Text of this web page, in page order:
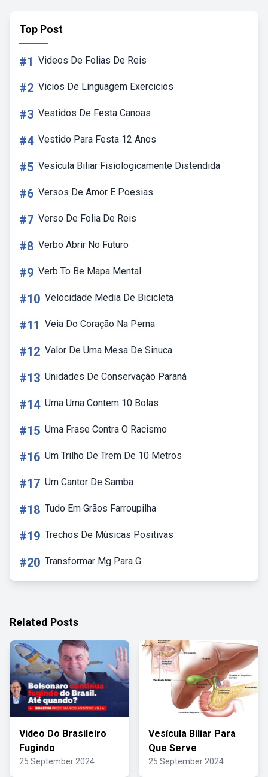
Top Post
#1 Videos De Folias De Reis
#2 Vicios De Linguagem Exercicios
#3 Vestidos De Festa Canoas
#4 Vestido Para Festa 12 Anos
#5 Vesícula Biliar Fisiologicamente Distendida
#6 Versos De Amor E Poesias
#7 Verso De Folia De Reis
#8 Verbo Abrir No Futuro
#9 Verb To Be Mapa Mental
#10 Velocidade Media De Bicicleta
#11 Veia Do Coração Na Perna
#12 Valor De Uma Mesa De Sinuca
#13 Unidades De Conservação Paraná
#14 Uma Urna Contem 10 Bolas
#15 Uma Frase Contra O Racismo
#16 Um Trilho De Trem De 10 Metros
#17 Um Cantor De Samba
#18 Tudo Em Grãos Farroupilha
#19 Trechos De Músicas Positivas
#20 Transformar Mg Para G
Related Posts
Video Do Brasileiro
Fugindo
25 September 2024
Vesícula Biliar Para
Que Serve
25 September 2024